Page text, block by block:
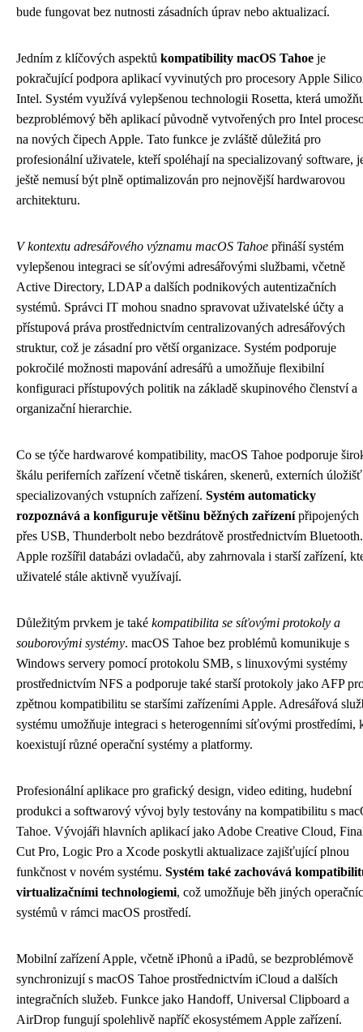
bude fungovat bez nutnosti zásadních úprav nebo aktualizací.
Jedním z klíčových aspektů kompatibility macOS Tahoe je
pokračující podpora aplikací vyvinutých pro procesory Apple
Intel. Systém využívá vylepšenou technologii Rosetta, která
bezproblémový běh aplikací původně vytvořených pro Intel
na nových čipech Apple. Tato funkce je zvláště důležitá pro
profesionální uživatele, kteří spoléhají na specializovaný software,
ještě nemusí být plně optimalizován pro nejnovější hardwarovou
architekturu.
V kontextu adresářového významu macOS Tahoe přináší systém
vylepšenou integraci se síťovými adresářovými službami, včetně
Active Directory, LDAP a dalších podnikových autentizačních
systémů. Správci IT mohou snadno spravovat uživatelské účty a
přístupová práva prostřednictvím centralizovaných adresářových
struktur, což je zásadní pro větší organizace. Systém podporuje
pokročilé možnosti mapování adresářů a umožňuje flexibilní
konfiguraci přístupových politik na základě skupinového členství a
organizační hierarchie.
Co se týče hardwarové kompatibility, macOS Tahoe podporuje
škálu periferních zařízení včetně tiskáren, skenerů, externích
specializovaných vstupních zařízení. Systém automaticky
rozpoznává a konfiguruje většinu běžných zařízenípřipojených
přes USB, Thunderbolt nebo bezdrátově prostřednictvím Bluetooth.
Apple rozšířil databázi ovladačů, aby zahrnovala i starší zařízení,
uživatelé stále aktivně využívají.
Důležitým prvkem je také kompatibilita se síťovými protokoly a
souborovými systémy. macOS Tahoe bez problémů komunikuje s
Windows servery pomocí protokolu SMB, s linuxovými systémy
prostřednictvím NFS a podporuje také starší protokoly jako AFP
zpětnou kompatibilitu se staršími zařízeními Apple. Adresářová
systému umožňuje integraci s heterogenními síťovými prostředími,
koexistují různé operační systémy a platformy.
Profesionální aplikace pro grafický design, video editing, hudební
produkci a softwarový vývoj byly testovány na kompatibilitu s
Tahoe. Vývojáři hlavních aplikací jako Adobe Creative Cloud,
Cut Pro, Logic Pro a Xcode poskytli aktualizace zajišťující plnou
funkčnost v novém systému. Systém také zachovává
virtualizačními technologiemi, což umožňuje běh jiných
systémů v rámci macOS prostředí.
Mobilní zařízení Apple, včetně iPhonů a iPadů, se bezproblémově
synchronizují s macOS Tahoe prostřednictvím iCloud a dalších
integračních služeb. Funkce jako Handoff, Universal Clipboard a
AirDrop fungují spolehlivě napříč ekosystémem Apple zařízení.